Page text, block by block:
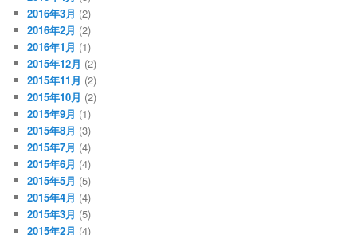
2016年3月 (2)
2016年2月 (2)
2016年1月 (1)
2015年12月 (2)
2015年11月 (2)
2015年10月 (2)
2015年9月 (1)
2015年8月 (3)
2015年7月 (4)
2015年6月 (4)
2015年5月 (5)
2015年4月 (4)
2015年3月 (5)
2015年2月 (4)